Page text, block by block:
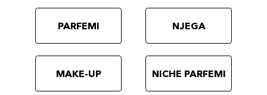
PARFEMI NJEGA
MAKE-UP NICHE PARFEMI